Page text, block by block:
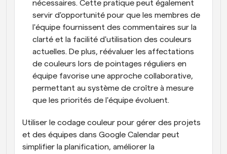
nécessaires. Cette pratique peut également
servir d'opportunité pour que les membres de
l'équipe fournissent des commentaires sur la
clarté et la facilité d'utilisation des couleurs
actuelles. De plus, réévaluer les affectations
de couleurs lors de pointages réguliers en
équipe favorise une approche collaborative,
permettant au système de croître à mesure
que les priorités de l'équipe évoluent.
Utiliser le codage couleur pour gérer des projets
et des équipes dans Google Calendar peut
simplifier la planification, améliorer la